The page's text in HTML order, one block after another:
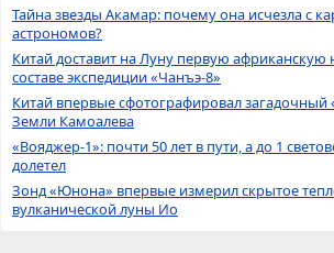
Тайна звезды Акамар: почему она исчезла с
астрономов?
Китай доставит на Луну первую
составе экспедиции «Чанъэ-8»
Китай впервые сфотографировал загадочный
Земли Камоалева
«Вояджер-1»: почти 50 лет в пути, а до 1
долетел
Зонд «Юнона» впервые измерил скрытое
вулканической луны Ио